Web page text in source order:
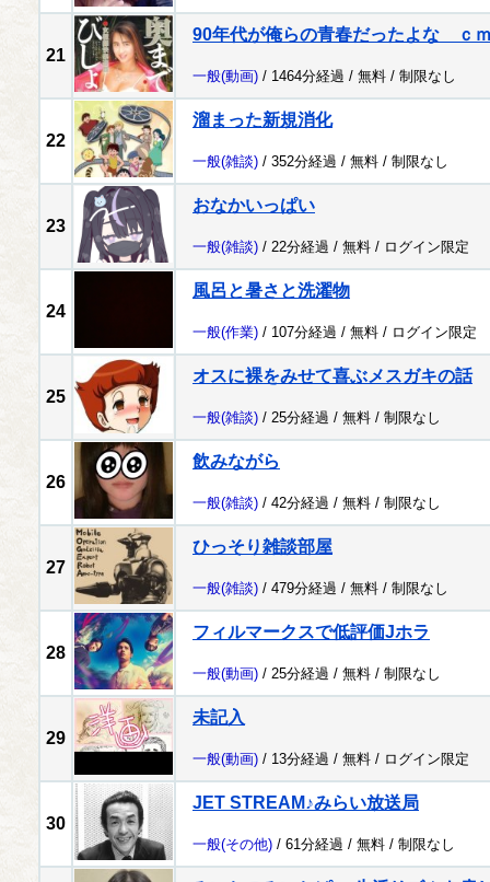
21
90年代が俺らの青春だったよな ｃ
一般(動画) / 1464分経過 / 無料 / 制限なし
22
溜まった新規消化
一般(雑談) / 352分経過 / 無料 / 制限なし
23
おなかいっぱい
一般(雑談) / 22分経過 / 無料 / ログイン限定
24
風呂と暑さと洗濯物
一般(作業) / 107分経過 / 無料 / ログイン限定
25
オスに裸をみせて喜ぶメスガキの話
一般(雑談) / 25分経過 / 無料 / 制限なし
26
飲みながら
一般(雑談) / 42分経過 / 無料 / 制限なし
27
ひっそり雑談部屋
一般(雑談) / 479分経過 / 無料 / 制限なし
28
フィルマークスで低評価Jホラ
一般(動画) / 25分経過 / 無料 / 制限なし
29
未記入
一般(動画) / 13分経過 / 無料 / ログイン限定
30
JET STREAM♪みらい放送局
一般(その他) / 61分経過 / 無料 / 制限なし